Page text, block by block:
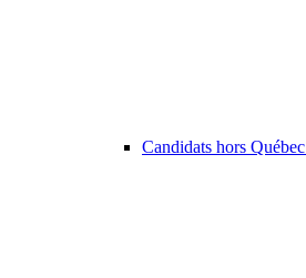
Candidats hors Québec